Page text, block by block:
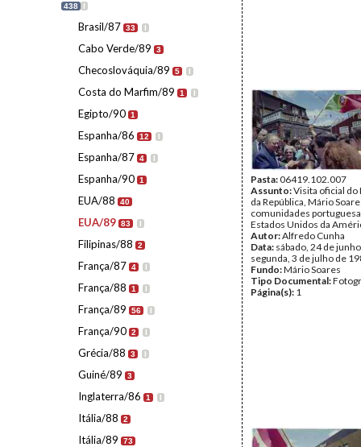
438 I
Brasil/87 33 I
Cabo Verde/89 3
Checoslováquia/89 5 I
Costa do Marfim/89 1 I
Egipto/90 1
Espanha/86 12 I
Espanha/87 4 I
Espanha/90 1
EUA/88 40
EUA/89 83 I
Filipinas/88 2
França/87 4 I
França/88 1 I
França/89 56 I
França/90 2 I
Grécia/88 3 I
Guiné/89 3
Inglaterra/86 1 I
Itália/88 2
Itália/89 73
Pasta:06419.102.007
Assunto:Visita oficial
da República, Mário
comunidades
Estados Unidos da
Autor:Alfredo Cunha
Data: sábado, 24 de
segunda, 3 de julho de
Fundo:Mário Soares
Tipo Documental:
Página(s): 1